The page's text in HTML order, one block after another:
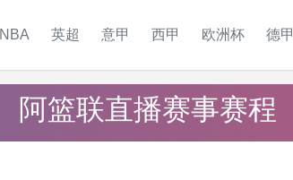
NBA 英超 意甲 西甲 欧洲杯 德甲
阿篮联直播赛事赛程